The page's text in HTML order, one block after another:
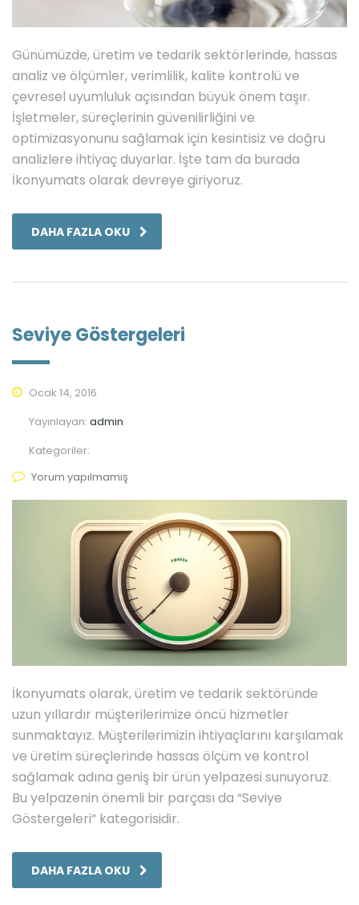
Günümüzde, üretim ve tedarik sektörlerinde, hassas
analiz ve ölçümler, verimlilik, kalite kontrolü ve
çevresel uyumluluk açısından büyük önem taşır.
İşletmeler, süreçlerinin güvenilirliğini ve
optimizasyonunu sağlamak için kesintisiz ve doğru
analizlere ihtiyaç duyarlar. İşte tam da burada
İkonyumats olarak devreye giriyoruz.
DAHA FAZLA OKU
Seviye Göstergeleri
Ocak 14, 2016
Yayınlayan: admin
Kategoriler:
Yorum yapılmamış
İkonyumats olarak, üretim ve tedarik sektöründe
uzun yıllardır müşterilerimize öncü hizmetler
sunmaktayız. Müşterilerimizin ihtiyaçlarını karşılamak
ve üretim süreçlerinde hassas ölçüm ve kontrol
sağlamak adına geniş bir ürün yelpazesi sunuyoruz.
Bu yelpazenin önemli bir parçası da “Seviye
Göstergeleri” kategorisidir.
DAHA FAZLA OKU